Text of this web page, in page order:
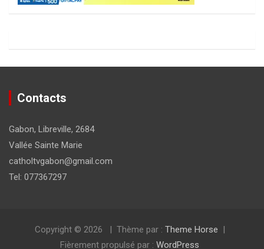
Contacts
Gabon, Libreville, 2684
Vallée Sainte Marie
catholtvgabon@gmail.com
Tel: 077367297
Copyright © 2026 Thème par : Theme Horse
Fièrement propulsé par : WordPress